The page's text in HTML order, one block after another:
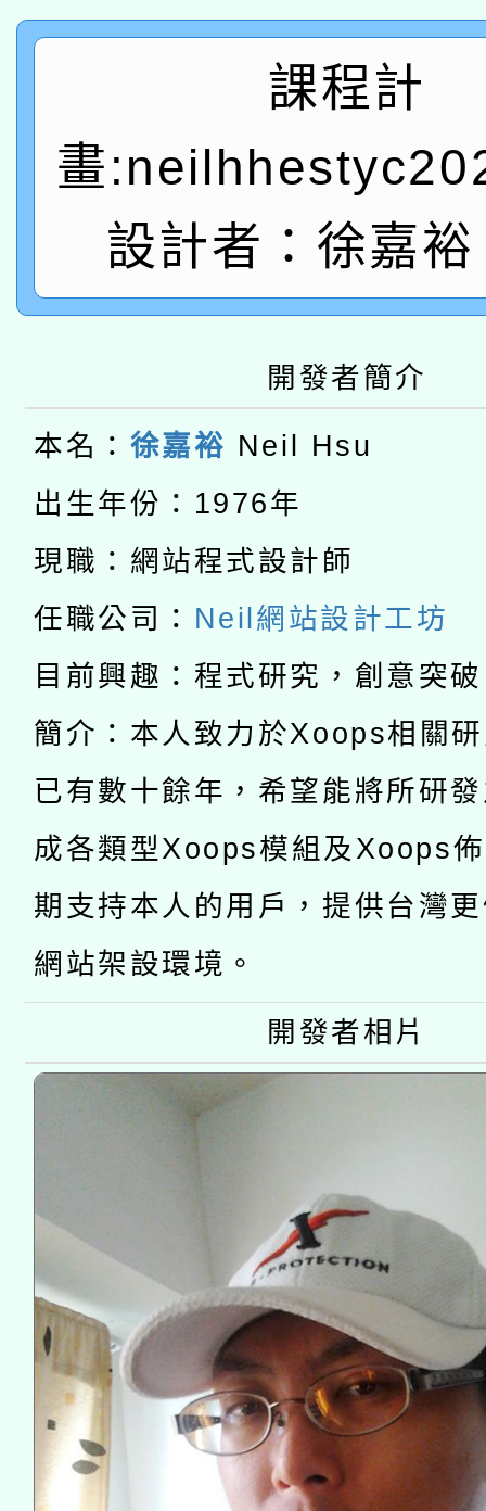
pilot」
有關大陸委員會函釋公
薪期間赴陸應申請許可
轉知經濟部水利署委託
業技術研究院辦理「
用水績優單位及節水達
動」
115年8月22日(星期六
桃園市孔廟祈福系列
開 智慧啟航」
2026年桃園地景藝術
「2026桃園藝術巡演
關事宜
轉知教育部國民及學前
國立臺灣師範大學辦
年度健康促進學校輔導
業成長研習」實施計畫
本館辦理115年度閱讀
暨閱讀推動專業研習
科技賦能─人工智慧
礎課程
A3數位素養講師名單
「數位內容與教學軟體
pilot」
有關大陸委員會函釋公
薪期間赴陸應申請許可
轉知經濟部水利署委託
業技術研究院辦理「
用水績優單位及節水達
動」
115年8月22日(星期六
桃園市孔廟祈福系列
開 智慧啟航」
2026年桃園地景藝術
「2026桃園藝術巡演
關事宜
轉知教育部國民及學前
國立臺灣師範大學辦理
年度健康促進學校輔導
業成長研習」實施計畫
課程計
畫
設計者：徐嘉
開發者簡介
本名： 徐嘉裕 Neil Hsu
出生年份：1976年
現職：網站程式設計師
任職公司： Neil網站設計工坊
目前興趣：程式研究，創意突
簡介：本人致力於Xoops相關
已有數十餘年，希望能將所研
成各類型Xoops模組及Xoops
期支持本人的用戶，提供台灣
網站架設環境。
開發者相片